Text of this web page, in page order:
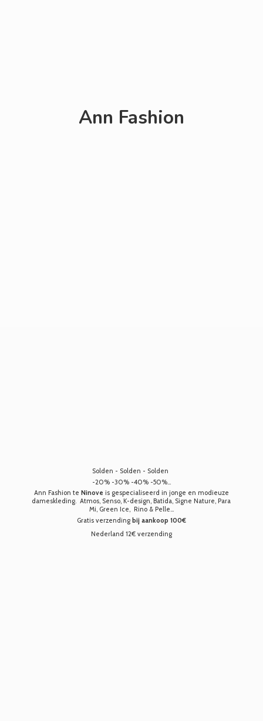
Ann Fashion
Solden - Solden - Solden
-20% -30% -40% -50%...
Ann Fashion te Ninove is gespecialiseerd in jonge en modieuze
dameskleding. Atmos, Senso, K-design, Batida, Signe Nature, Para
Mi, Green Ice, Rino & Pelle...
Gratis verzending bij aankoop 100€
Nederland 12€ verzending